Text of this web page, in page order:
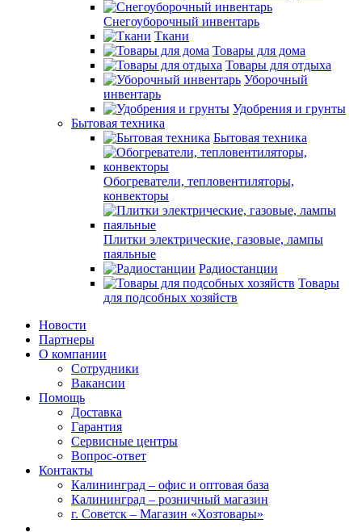
Снегоуборочный инвентарь
Ткани
Товары для дома
Товары для отдыха
Уборочный
инвентарь
Удобрения и грунты
Бытовая техника
Бытовая техника
Обогреватели, тепловентиляторы,
конвекторы
Плитки электрические, газовые, лампы
паяльные
Радиостанции
Товары
для подсобных хозяйств
Новости
Партнеры
О компании
Сотрудники
Вакансии
Помощь
Доставка
Гарантия
Сервисные центры
Вопрос-ответ
Контакты
Калининград – офис и оптовая база
Калининград – розничный магазин
г. Советск – Магазин «Хозтовары»